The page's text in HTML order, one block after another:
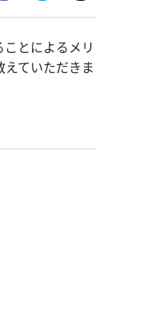
とによるメリ
ていただきま